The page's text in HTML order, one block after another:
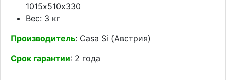
1015х510х330
Вес: 3 кг
Производитель: Casa Si (Австрия)
Срок гарантии: 2 года